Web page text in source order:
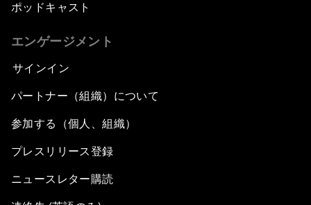
ポッドキャスト
エンゲージメント
サインイン
パートナー（組織）について
参加する（個人、組織）
プレスリリース登録
ニュースレター購読